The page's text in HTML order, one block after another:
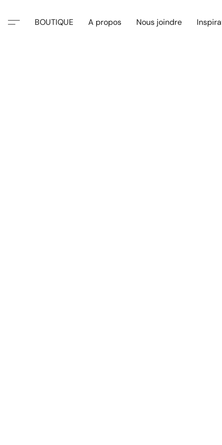
BOUTIQUE A propos Nous joindre